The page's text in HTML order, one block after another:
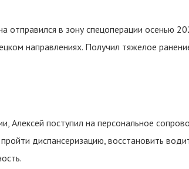
отправился в зону спецоперации осенью
направлениях. Получил тяжелое
Алексей поступил на персональное
диспансеризацию, восстановить